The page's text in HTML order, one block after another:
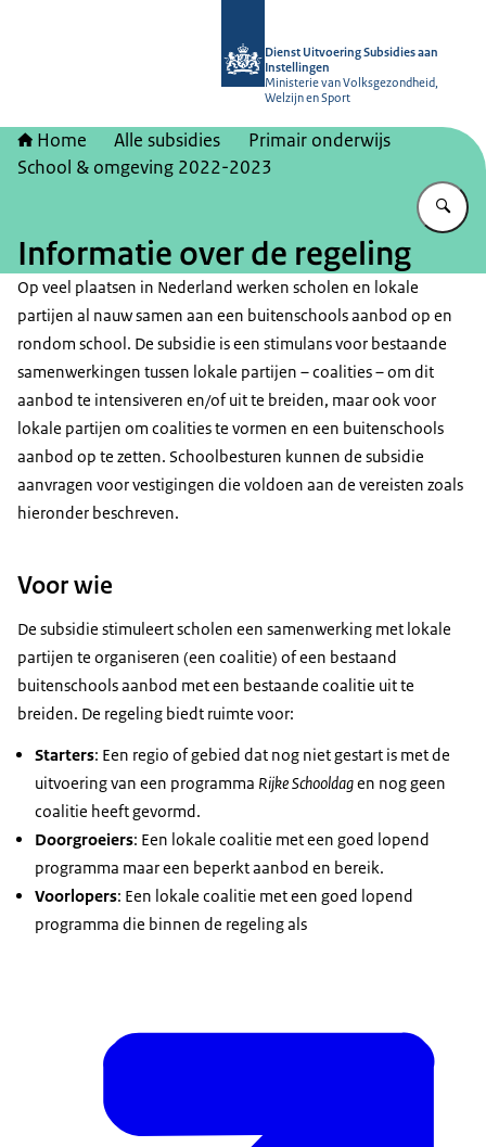
Dienst Uitvoering Subsidies aan
Instellingen
Ministerie van Volksgezondheid,
Welzijn en Sport
Home Alle subsidies
Primair onderwijs
School & omgeving 2022-2023
Informatie over de regeling
Op veel plaatsen in Nederland werken scholen en lokale
partijen al nauw samen aan een buitenschools aanbod op en
rondom school. De subsidie is een stimulans voor bestaande
samenwerkingen tussen lokale partijen – coalities – om dit
aanbod te intensiveren en/of uit te breiden, maar ook voor
lokale partijen om coalities te vormen en een buitenschools
aanbod op te zetten. Schoolbesturen kunnen de subsidie
aanvragen voor vestigingen die voldoen aan de vereisten zoals
hieronder beschreven.
Voor wie
De subsidie stimuleert scholen een samenwerking met lokale
partijen te organiseren (een coalitie) of een bestaand
buitenschools aanbod met een bestaande coalitie uit te
breiden. De regeling biedt ruimte voor:
Starters: Een regio of gebied dat nog niet gestart is met de
uitvoering van een programma Rijke Schooldagen nog geen
coalitie heeft gevormd.
Doorgroeiers: Een lokale coalitie met een goed lopend
programma maar een beperkt aanbod en bereik.
Voorlopers: Een lokale coalitie met een goed lopend
programma die binnen de regeling als